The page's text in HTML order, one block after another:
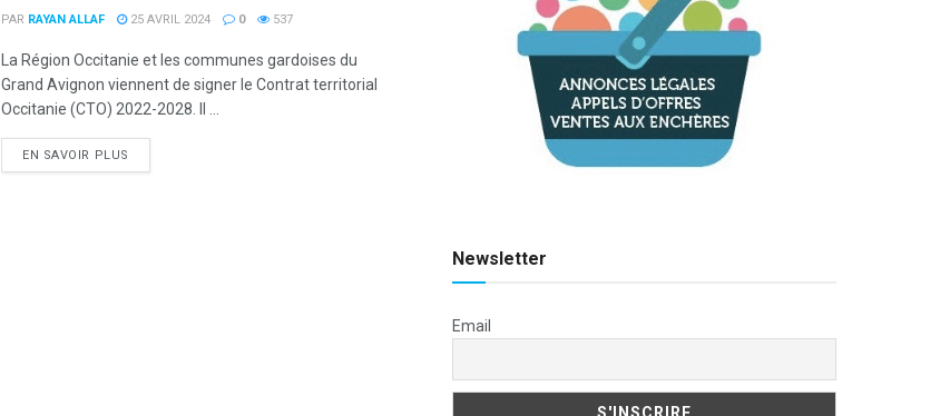
PAR RAYAN ALLAF 25 AVRIL 2024 0 537
La Région Occitanie et les communes gardoises du
Grand Avignon viennent de signer le Contrat territorial
Occitanie (CTO) 2022-2028. Il ...
EN SAVOIR PLUS
Newsletter
Email